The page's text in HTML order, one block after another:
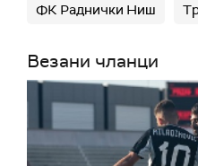
ФК Раднички Ниш
Везани чланци